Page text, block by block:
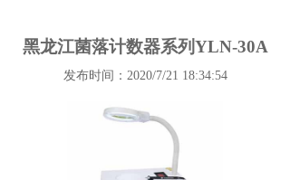
黑龙江菌落计数器系列YLN-30A
发布时间：2020/7/21 18:34:54